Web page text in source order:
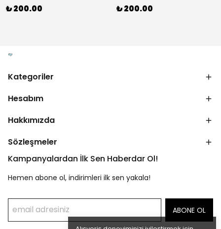
₺ 200.00 ₺ 200.00
Kategoriler
Hesabım
Hakkımızda
Sözleşmeler
Kampanyalardan İlk Sen Haberdar Ol!
Hemen abone ol, indirimleri ilk sen yakala!
ABONE OL